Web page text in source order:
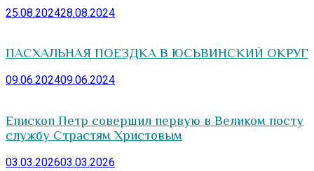
25.08.202428.08.2024
ПАСХАЛЬНАЯ ПОЕЗДКА В ЮСЬВИНСКИЙ ОКРУГ
09.06.202409.06.2024
Епископ Петр совершил первую в Великом посту
службу Страстям Христовым
03.03.202603.03.2026